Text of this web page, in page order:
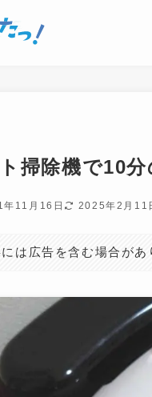
掃除機で10
11月16日 2025年2月11
は広告を含む場合があ